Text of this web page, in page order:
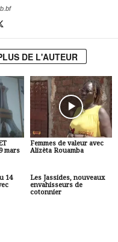
DE L'AUTEUR
mars
Femmes de valeur avec
Alizèta Rouamba
14
Les Jassides, nouveaux
envahisseurs de
cotonnier